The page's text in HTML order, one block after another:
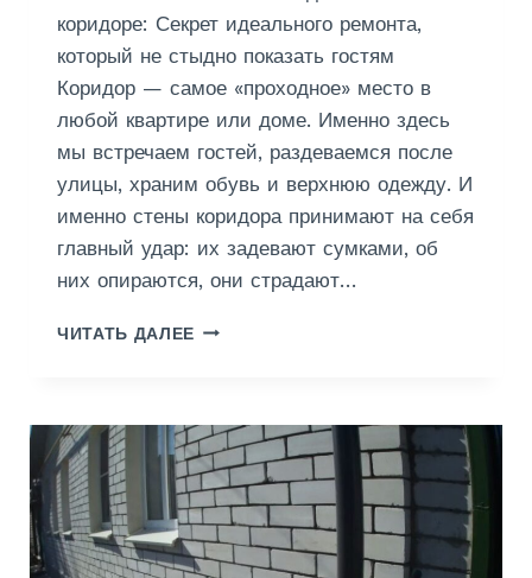
К
коридоре: Секрет идеального ремонта,
который не стыдно показать гостям
Коридор — самое «проходное» место в
любой квартире или доме. Именно здесь
мы встречаем гостей, раздеваемся после
улицы, храним обувь и верхнюю одежду. И
именно стены коридора принимают на себя
главный удар: их задевают сумками, об
них опираются, они страдают…
ЧИТАТЬ ДАЛЕЕ Ш
Л
Е
В
К
А
С